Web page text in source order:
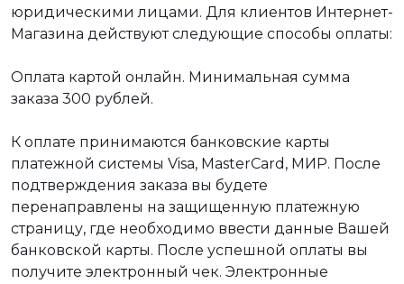
юридическими лицами. Для клиентов Интернет-
Магазина действуют следующие способы оплаты:
Оплата картой онлайн. Минимальная сумма
заказа 300 рублей.
К оплате принимаются банковские карты
платежной системы Visa, MasterCard, МИР. После
подтверждения заказа вы будете
перенаправлены на защищенную платежную
страницу, где необходимо ввести данные Вашей
банковской карты. После успешной оплаты вы
получите электронный чек. Электронные